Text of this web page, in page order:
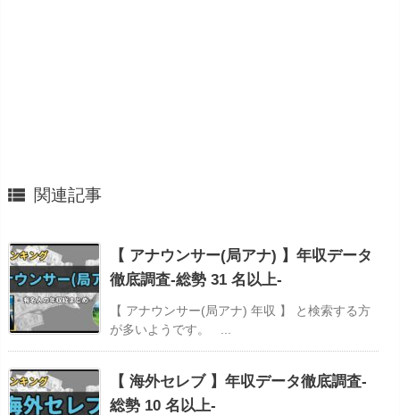
 関連記事
【 アナウンサー(局アナ) 】年収データ
徹底調査-総勢 31 名以上-
【 アナウンサー(局アナ) 年収 】 と検索する方
が多いようです。 ...
【 海外セレブ 】年収データ徹底調査-
総勢 10 名以上-